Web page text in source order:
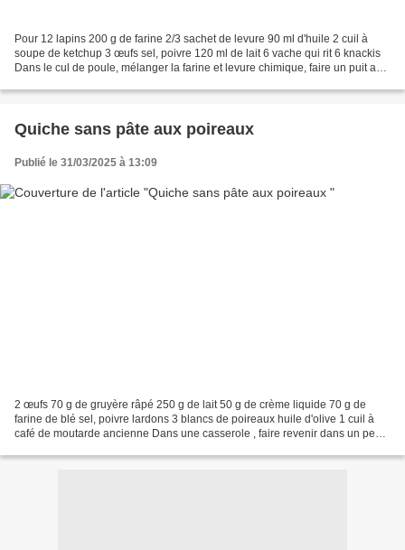
Pour 12 lapins 200 g de farine 2/3 sachet de levure 90 ml d'huile 2 cuil à
soupe de ketchup 3 œufs sel, poivre 120 ml de lait 6 vache qui rit 6 knackis
Dans le cul de poule, mélanger la farine et levure chimique, faire un puit au
Quiche sans pâte aux poireaux
Publié le 31/03/2025 à 13:09
2 œufs 70 g de gruyère râpé 250 g de lait 50 g de crème liquide 70 g de
farine de blé sel, poivre lardons 3 blancs de poireaux huile d'olive 1 cuil à
café de moutarde ancienne Dans une casserole , faire revenir dans un peu